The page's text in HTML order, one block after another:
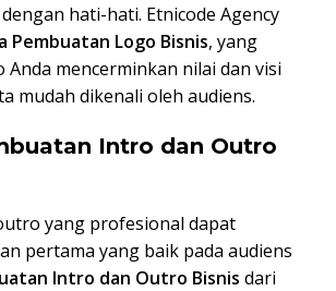
hati-hati. Etnicode Agency
Pembuatan Logo Bisnis, yang
Anda mencerminkan nilai dan visi
mudah dikenali oleh audiens.
Intro dan Outro
yang profesional dapat
pertama yang baik pada audiens
Intro dan Outro Bisnis dari